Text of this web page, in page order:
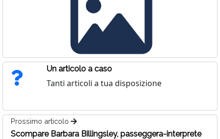
Un articolo a caso
Tanti articoli a tua disposizione
Prossimo articolo
Scompare Barbara Billingsley, passeggera-interprete